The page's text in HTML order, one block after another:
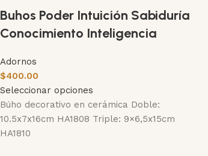
Buhos Poder Intuición Sabiduría
Conocimiento Inteligencia
Adornos
$400.00
Seleccionar opciones
Búho decorativo en cerámica Doble:
10.5x7x16cm HA1808 Triple: 9×6,5x15cm
HA1810